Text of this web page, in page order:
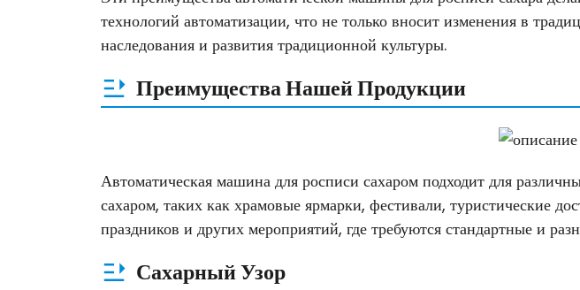
технологий автоматизации, что не только вносит изменения в
наследования и развития традиционной культуры.
Преимущества Нашей Продукции
Автоматическая машина для росписи сахаром подходит для
сахаром, таких как храмовые ярмарки, фестивали, туристические
праздников и других мероприятий, где требуются стандартные и
Сахарный Узор